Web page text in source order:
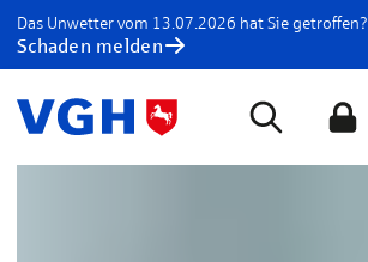
Das Unwetter vom 13.07.2026 hat Sie getroffen?
Schaden melden